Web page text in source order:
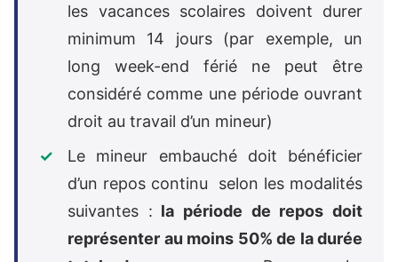
les vacances scolaires doivent durer
minimum 14 jours (par exemple, un
long week-end férié ne peut être
considéré comme une période ouvrant
droit au travail d’un mineur)
Le mineur embauché doit bénéficier
d’un repos continu selon les modalités
suivantes : la période de repos doit
représenter au moins 50% de la durée